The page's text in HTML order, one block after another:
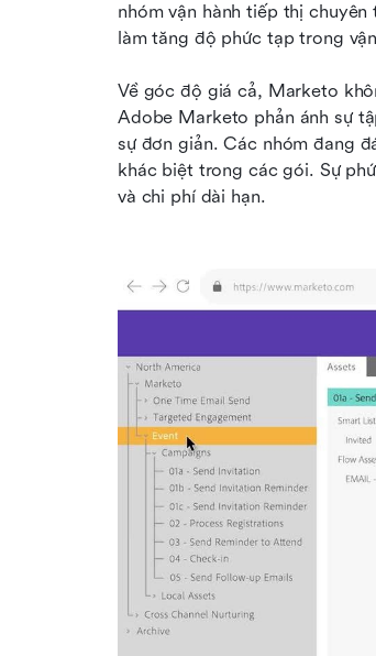
nhóm vận hành tiếp thị
làm tăng độ phức tạp trong
Về góc độ giá cả, Marketo
Adobe Marketo phản ánh sự
sự đơn giản. Các nhóm đang
khác biệt trong các gói. Sự
và chi phí dài hạn.